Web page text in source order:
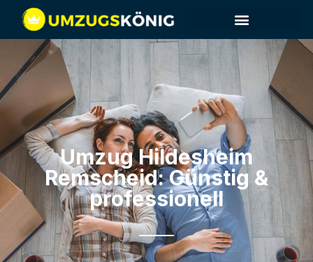
Umzug Hildesheim​
Remscheid: Günstig &
professionell​